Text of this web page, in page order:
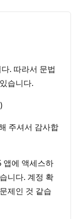
. 따라서 문법
습니다.
주셔서 감사합
앱에 액세스하
니다. 계정 확
제인 것 같습